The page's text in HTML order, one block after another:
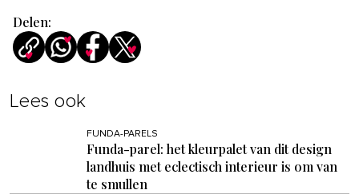
Delen:
Lees ook
FUNDA-PARELS
Funda-parel: het kleurpalet van dit design
landhuis met eclectisch interieur is om van
te smullen